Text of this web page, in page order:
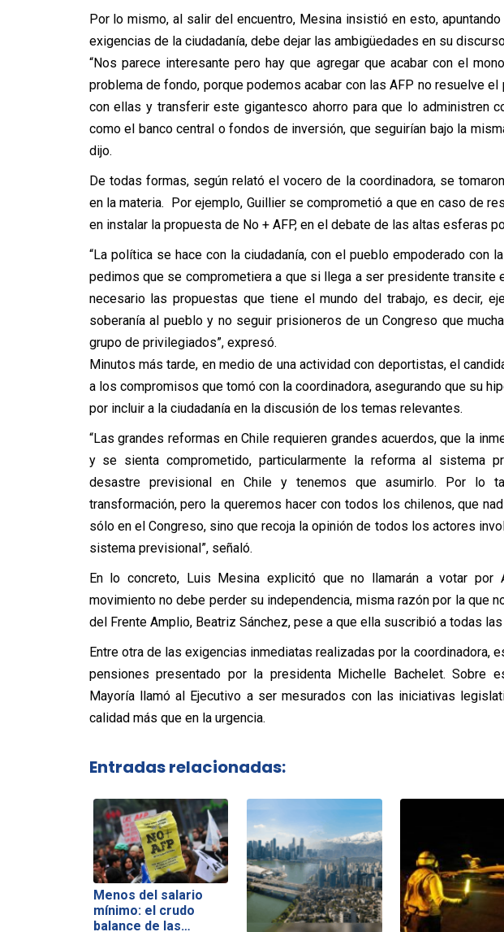
Por lo mismo, al salir del encuentro, Mesina insistió en esto,
exigencias de la ciudadanía, debe dejar las ambigüedades en su
“Nos parece interesante pero hay que agregar que acabar con el
problema de fondo, porque podemos acabar con las AFP no resuelve
con ellas y transferir este gigantesco ahorro para que lo administren
como el banco central o fondos de inversión, que seguirían bajo la
dijo.
De todas formas, según relató el vocero de la coordinadora, se
en la materia. Por ejemplo, Guillier se comprometió a que en caso de
en instalar la propuesta de No + AFP, en el debate de las altas esferas
“La política se hace con la ciudadanía, con el pueblo empoderado con
pedimos que se comprometiera a que si llega a ser presidente transite
necesario las propuestas que tiene el mundo del trabajo, es decir,
soberanía al pueblo y no seguir prisioneros de un Congreso que
grupo de privilegiados”, expresó.
Minutos más tarde, en medio de una actividad con deportistas, el
a los compromisos que tomó con la coordinadora, asegurando que su
por incluir a la ciudadanía en la discusión de los temas relevantes.
“Las grandes reformas en Chile requieren grandes acuerdos, que la
y se sienta comprometido, particularmente la reforma al sistema
desastre previsional en Chile y tenemos que asumirlo. Por lo
transformación, pero la queremos hacer con todos los chilenos, que
sólo en el Congreso, sino que recoja la opinión de todos los actores
sistema previsional”, señaló.
En lo concreto, Luis Mesina explicitó que no llamarán a votar por
movimiento no debe perder su independencia, misma razón por la que
del Frente Amplio, Beatriz Sánchez, pese a que ella suscribió a todas
Entre otra de las exigencias inmediatas realizadas por la coordinadora,
pensiones presentado por la presidenta Michelle Bachelet. Sobre
Mayoría llamó al Ejecutivo a ser mesurados con las iniciativas
calidad más que en la urgencia.
Entradas relacionadas:
Menos del salario
mínimo: el crudo
balance de las…